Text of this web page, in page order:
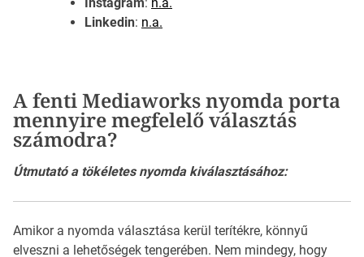
Linkedin: n.a.
A fenti Mediaworks nyomda porta
mennyire megfelelő választás
számodra?
Útmutató a tökéletes nyomda kiválasztásához:
Amikor a nyomda választása kerül terítékre, könnyű
elveszni a lehetőségek tengerében. Nem mindegy, hogy